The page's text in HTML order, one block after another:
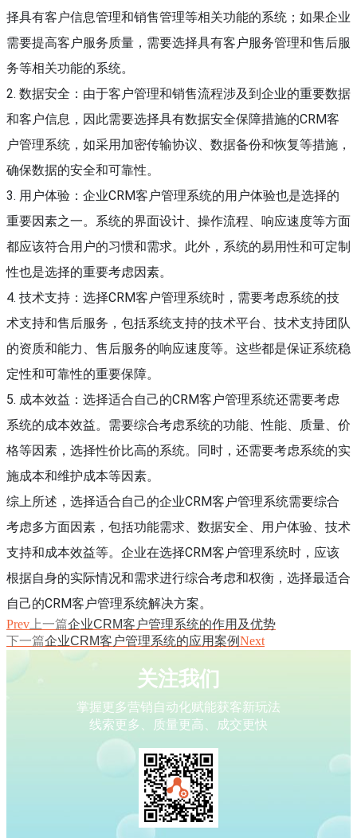
择具有客户信息管理和销售管理等相关功能的系统；如果企业
需要提高客户服务质量，需要选择具有客户服务管理和售后服
务等相关功能的系统。
2. 数据安全：由于客户管理和销售流程涉及到企业的重要数据
和客户信息，因此需要选择具有数据安全保障措施的CRM客
户管理系统，如采用加密传输协议、数据备份和恢复等措施，
确保数据的安全和可靠性。
3. 用户体验：企业CRM客户管理系统的用户体验也是选择的
重要因素之一。系统的界面设计、操作流程、响应速度等方面
都应该符合用户的习惯和需求。此外，系统的易用性和可定制
性也是选择的重要考虑因素。
4. 技术支持：选择CRM客户管理系统时，需要考虑系统的技
术支持和售后服务，包括系统支持的技术平台、技术支持团队
的资质和能力、售后服务的响应速度等。这些都是保证系统稳
定性和可靠性的重要保障。
5. 成本效益：选择适合自己的CRM客户管理系统还需要考虑
系统的成本效益。需要综合考虑系统的功能、性能、质量、价
格等因素，选择性价比高的系统。同时，还需要考虑系统的实
施成本和维护成本等因素。
综上所述，选择适合自己的企业CRM客户管理系统需要综合
考虑多方面因素，包括功能需求、数据安全、用户体验、技术
支持和成本效益等。企业在选择CRM客户管理系统时，应该
根据自身的实际情况和需求进行综合考虑和权衡，选择最适合
自己的CRM客户管理系统解决方案。
Prev 上一篇企业CRM客户管理系统的作用及优势
下一篇企业CRM客户管理系统的应用案例Next
关注我们
掌握更多营销自动化赋能获客新玩法
线索更多、质量更高、成交更快